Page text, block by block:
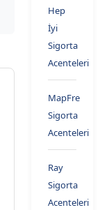
Hep
İyi
Sigorta
Acenteleri
MapFre
Sigorta
Acenteleri
Ray
Sigorta
Acenteleri